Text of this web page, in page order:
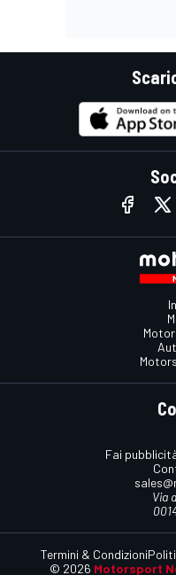
Fai
Via
© 2026 Motorsport
Termini & Condizioni